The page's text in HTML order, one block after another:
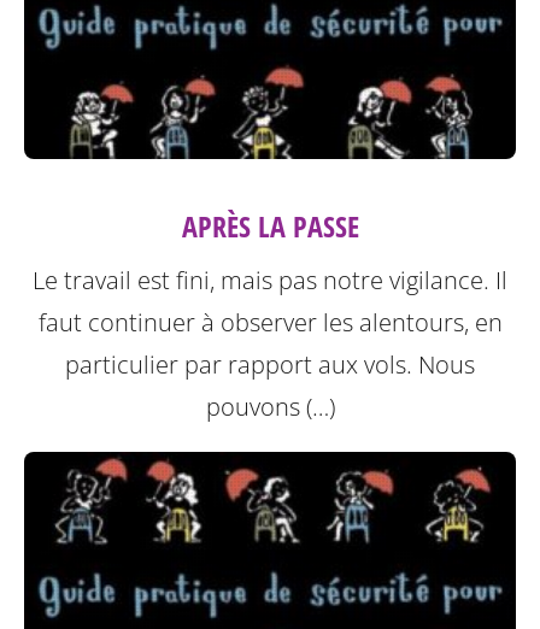
APRÈS LA PASSE
Le travail est fini, mais pas notre vigilance. Il
faut continuer à observer les alentours, en
particulier par rapport aux vols. Nous
pouvons (…)